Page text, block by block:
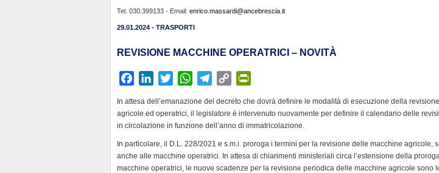
Tel. 030.399133 - Email: enrico.massardi@ancebrescia.it
29.01.2024 - TRASPORTI
REVISIONE MACCHINE OPERATRICI – NOVITÀ
c
e
o
n
k
I
i
t
e
r
W
a
t
p
l
e
r
a
C
p
y
n
i
n
F
r
In attesa dell’emanazione del decreto che dovrà definire le modalità di esecuzione della
agricole ed operatrici, il legislatore è intervenuto nuovamente per definire il calendario delle
in circolazione in funzione dell’anno di immatricolazione.
In particolare, il D.L. 228/2021 e s.m.i. proroga i termini per la revisione delle macchine agricole,
anche alle macchine operatrici. In attesa di chiarimenti ministeriali circa l’estensione della
macchine operatrici, le nuove scadenze per la revisione periodica delle macchine agricole sono